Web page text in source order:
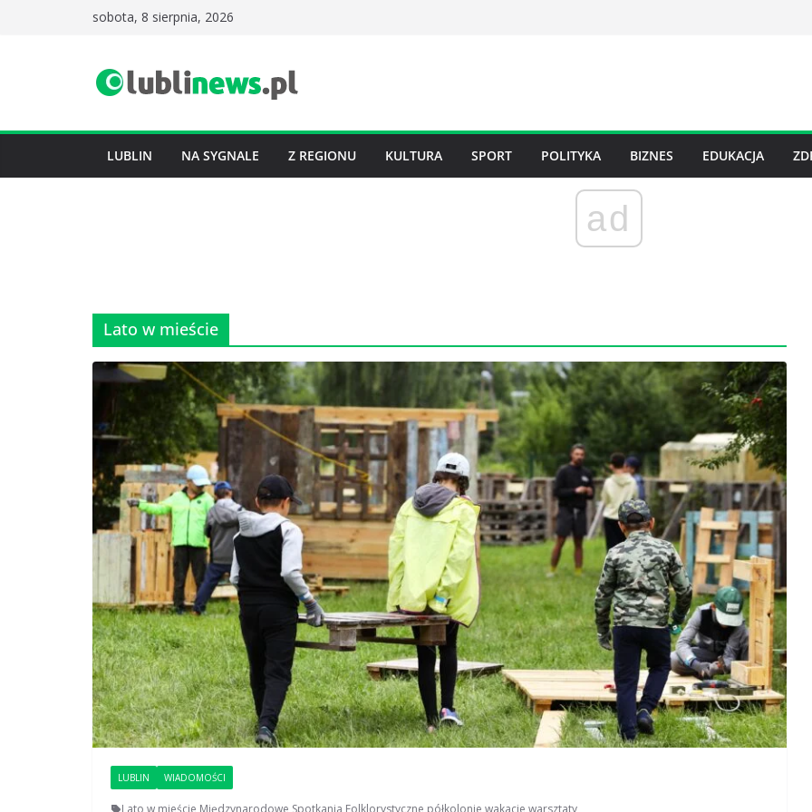
sobota, 8 sierpnia, 2026
LUBLIN NA SYGNALE Z REGIONU KULTURA SPORT POLITYKA BIZNES EDUKACJA
ad
Lato w mieście
LUBLIN WIADOMOŚCI